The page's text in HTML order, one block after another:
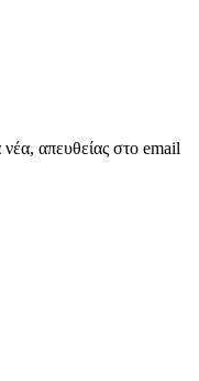
απευθείας στο email